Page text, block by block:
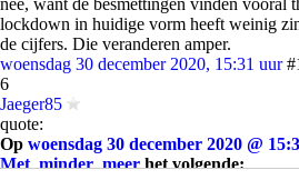
nee, want de besmettingen vinden vooral
lockdown in huidige vorm heeft weinig
de cijfers. Die veranderen amper.
woensdag 30 december 2020, 15:31 uur
6
Jaeger85
quote:
Op woensdag 30 december 2020 @
Met_minder_meerhet volgende: